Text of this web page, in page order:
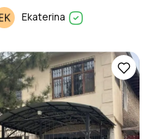
Ekaterina